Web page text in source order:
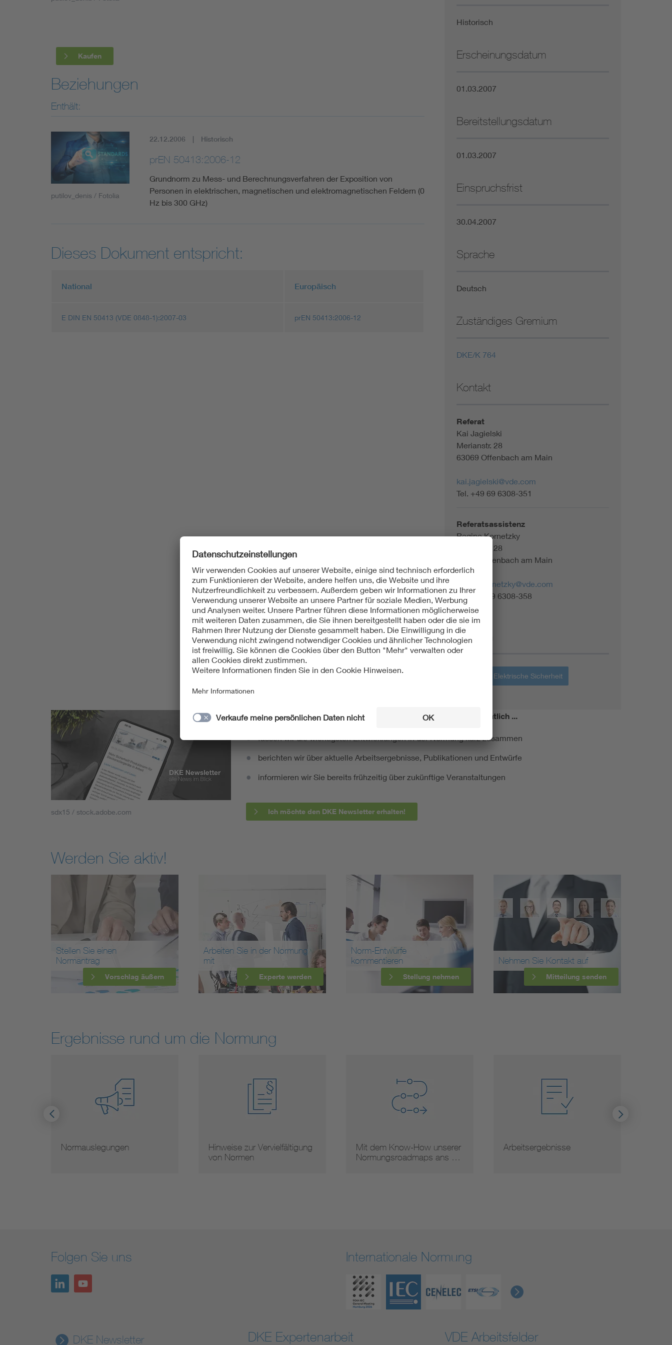
Mobility
Smart Cities
Kaufen
Beziehungen
Enthält:
putilov_denis / Fotolia
22.12.2006 Historisch
prEN 50413:2006-12
Grundnorm zu Mess- und Berechnungsverfahren der Exposition von
Personen in elektrischen, magnetischen und elektromagnetischen Feldern (0
Hz bis 300 GHz)
Dieses Dokument entspricht:
National Europäisch
E DIN EN 50413 (VDE 0848-1):2007-03 prEN 50413:2006-12
Historisch
Erscheinungsdatum
01.03.2007
Bereitstellungsdatum
01.03.2007
Einspruchsfrist
30.04.2007
Sprache
Deutsch
Zuständiges Gremium
DKE/K 764
Kontakt
Referat
Kai Jagielski
Merianstr. 28
63069 Offenbach am Main
kai.jagielski@vde.com
Tel. +49 69 6308-351
Referatsassistenz
Regine Kornetzky
Merianstr. 28
63069 Offenbach am Main
regine.kornetzky@vde.com
Tel. +49 69 6308-358
Themen
Elektrische Sicherheit
sdx15 / stock.adobe.com
Mit unserem DKE Newsletter sind Sie immer top informiert! Monatlich ...
fassen wir die wichtigsten Entwicklungen in der Normung kurz zusammen
berichten wir über aktuelle Arbeitsergebnisse, Publikationen und Entwürfe
informieren wir Sie bereits frühzeitig über zukünftige Veranstaltungen
Ich möchte den DKE Newsletter erhalten!
Werden Sie aktiv!
Stellen Sie einen
Normantrag
Vorschlag äußern
Arbeiten Sie in der Normung
mit
Experte werden
Norm-Entwürfe
kommentieren
Stellung nehmen
Nehmen Sie Kontakt auf
Mitteilung senden
Ergebnisse rund um die Normung
Normauslegungen
Hinweise zur Vervielfältigung
von Normen
Mit dem Know-How unserer
Normungsroadmaps ans …
Arbeitsergebnisse
Folgen Sie uns Internationale Normung
DKE Newsletter DKE Expertenarbeit VDE Arbeitsfelder